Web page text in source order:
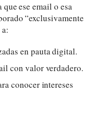
ese email o esa
“exclusivamente
en pauta digital.
con valor verdadero.
conocer intereses